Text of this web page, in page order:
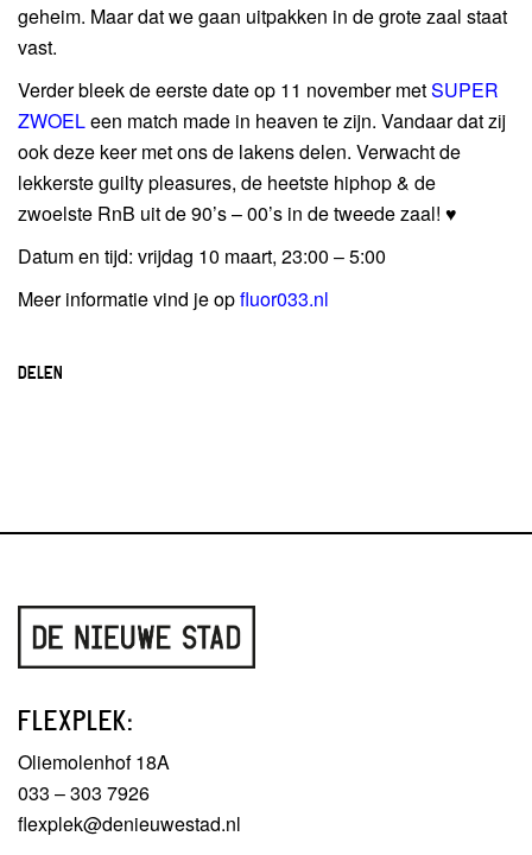
geheim. Maar dat we gaan uitpakken in de grote zaal staat
vast.
Verder bleek de eerste date op 11 november metSUPER
ZWOELeen match made in heaven te zijn. Vandaar dat zij
ook deze keer met ons de lakens delen. Verwacht de
lekkerste guilty pleasures, de heetste hiphop & de
zwoelste RnB uit de 90’s – 00’s in de tweede zaal! ♥
Datum en tijd: vrijdag 10 maart, 23:00 – 5:00
Meer informatie vind je opfluor033.nl
DELEN
FLEXPLEK:
Oliemolenhof 18A
033 – 303 7926
flexplek@denieuwestad.nl